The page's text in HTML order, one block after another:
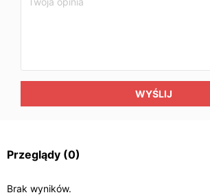
WYŚLIJ
Przeglądy (0)
Brak wyników.